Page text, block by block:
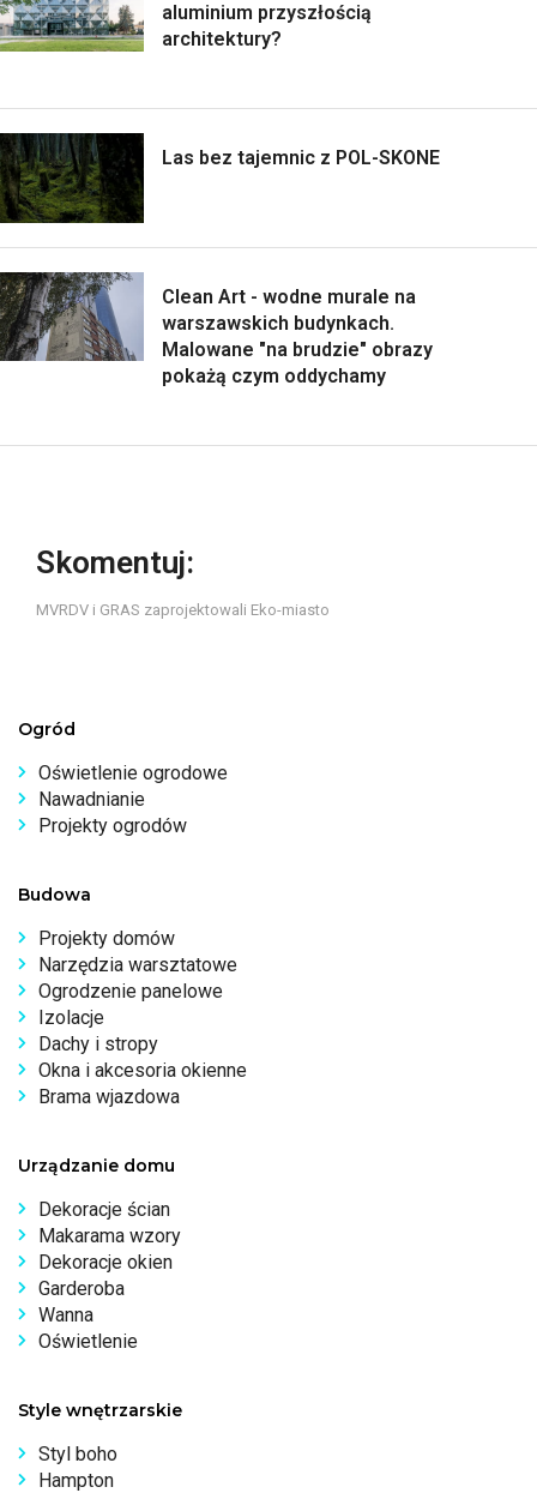
aluminium przyszłością
architektury?
Las bez tajemnic z POL-SKONE
Clean Art - wodne murale na
warszawskich budynkach.
Malowane "na brudzie" obrazy
pokażą czym oddychamy
Skomentuj:
MVRDV i GRAS zaprojektowali Eko-miasto
Ogród
Oświetlenie ogrodowe
Nawadnianie
Projekty ogrodów
Budowa
Projekty domów
Narzędzia warsztatowe
Ogrodzenie panelowe
Izolacje
Dachy i stropy
Okna i akcesoria okienne
Brama wjazdowa
Urządzanie domu
Dekoracje ścian
Makarama wzory
Dekoracje okien
Garderoba
Wanna
Oświetlenie
Style wnętrzarskie
Styl boho
Hampton